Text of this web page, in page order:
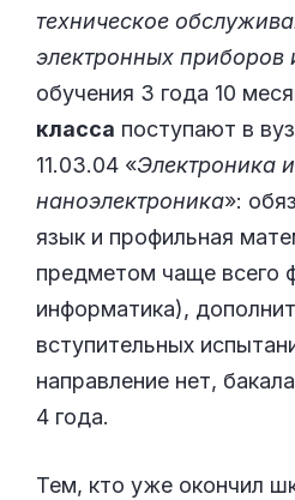
техническое
электронных приборов
обучения 3 года 10
класса поступают в
11.03.04 «Электроника и
наноэлектроника»:
язык и профильная
предметом чаще всего
информатика),
вступительных
направление нет,
4 года.
Тем, кто уже окончил